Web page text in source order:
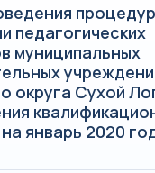
процедур
педагогических
муниципальных
округа Сухой
январь 2020